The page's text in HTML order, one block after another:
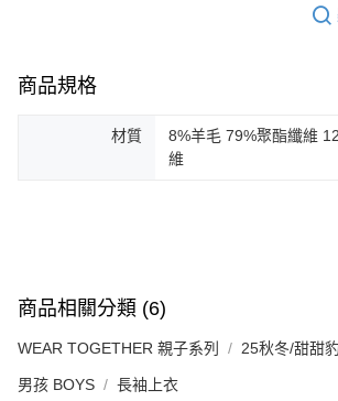
商品規格
材質
8%羊毛 79%聚酯纖維
維
商品相關分類 (6)
WEAR TOGETHER 親子系列 25秋冬/甜甜
男孩 BOYS 長袖上衣